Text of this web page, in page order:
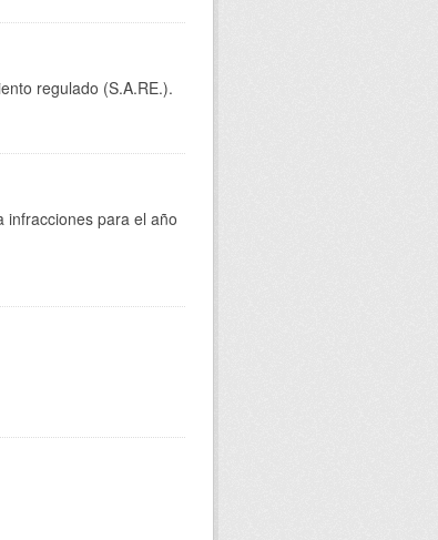
regulado (S.A.RE.).
infracciones para el año